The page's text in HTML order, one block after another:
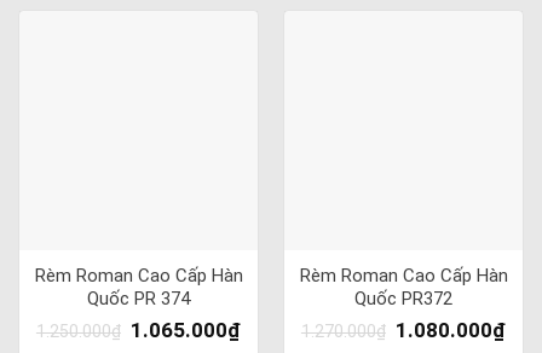
Rèm Roman Cao Cấp Hàn
Quốc PR 374
1.250.000₫ 1.065.000₫
Rèm Roman Cao Cấp Hàn
Quốc PR372
1.270.000₫ 1.080.000₫